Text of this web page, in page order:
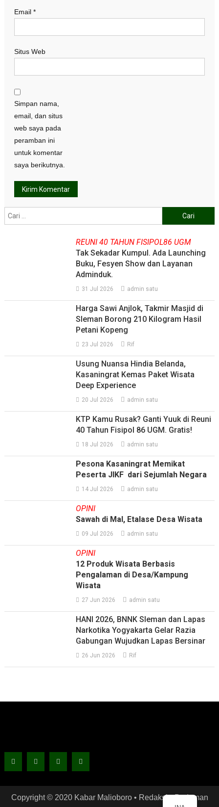
Email *
Situs Web
Simpan nama,
email, dan situs
web saya pada
peramban ini
untuk komentar
saya berikutnya.
untuk:
REUNI 40 TAHUN FISIPOL86 UGM
Tak Sekadar Kumpul. Ada Launching
Buku, Fesyen Show dan Layanan
Adminduk.
31 Jul 2026 admin satu
Harga Sawi Anjlok, Takmir Masjid di
Sleman Borong 210 Kilogram Hasil
Petani Kopeng
23 Jul 2026 Rif
Usung Nuansa Hindia Belanda,
Kasaningrat Kemas Paket Wisata
Deep Experience
20 Jul 2026 admin satu
KTP Kamu Rusak? Ganti Yuuk di Reuni
40 Tahun Fisipol 86 UGM. Gratis!
18 Jul 2026 admin satu
Pesona Kasaningrat Memikat
Peserta JIKF dari Sejumlah Negara
14 Jul 2026 admin satu
OPINI
Sawah di Mal, Etalase Desa Wisata
09 Jul 2026 admin satu
OPINI
12 Produk Wisata Berbasis
Pengalaman di Desa/Kampung
Wisata
27 Jun 2026 admin satu
HANI 2026, BNNK Sleman dan Lapas
Narkotika Yogyakarta Gelar Razia
Gabungan Wujudkan Lapas Bersinar
26 Jun 2026 Rif
Copyright © 2020 Kabar Malioboro • Redaksi•Pedoman